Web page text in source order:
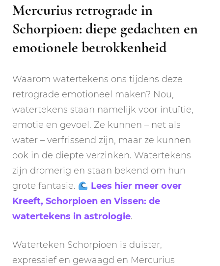
Mercurius retrograde in
Schorpioen: diepe gedachten en
emotionele betrokkenheid
Waarom watertekens ons tijdens deze
retrograde emotioneel maken? Nou,
watertekens staan namelijk voor intuïtie,
emotie en gevoel. Ze kunnen – net als
water – verfrissend zijn, maar ze kunnen
ook in de diepte verzinken. Watertekens
zijn dromerig en staan bekend om hun
grote fantasie.
Lees hier meer over
Kreeft, Schorpioen en Vissen: de
watertekens in astrologie.
Waterteken Schorpioen is duister,
expressief en gewaagd en Mercurius